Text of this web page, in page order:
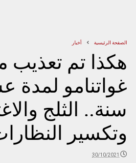
الصفحة الرئيسية أخبار
هكذا تم تعذيب
غواتنامو لمدة
سنة.. الثلج
وتكسير
30/10/2021